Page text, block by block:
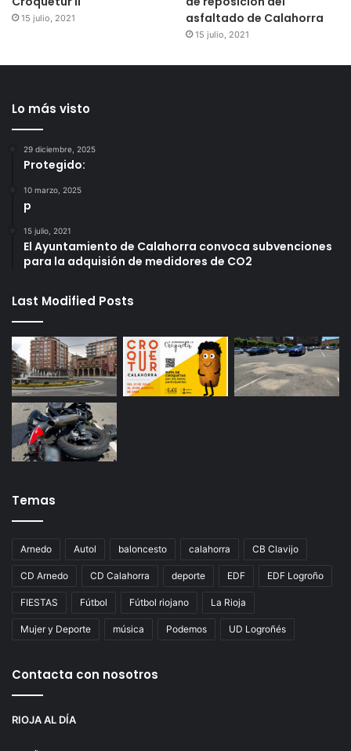
15 julio, 2021
asfaltado de Calahorra
15 julio, 2021
Lo más visto
29 diciembre, 2025
Protegido:
10 marzo, 2025
p
15 julio, 2021
El Ayuntamiento de Calahorra convoca subvenciones
para la adquisión de medidores de CO2
Last Modified Posts
Temas
Arnedo Autol baloncesto calahorra CB Clavijo
CD Arnedo CD Calahorra deporte EDF EDF Logroño
FIESTAS Fútbol Fútbol riojano La Rioja
Mujer y Deporte música Podemos UD Logroñés
Contacta con nosotros
RIOJA AL DÍA